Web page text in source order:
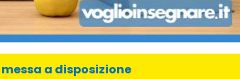
a disposizione